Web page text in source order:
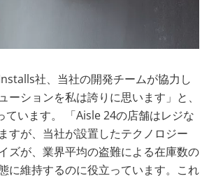
社、当社の開発チームが協力し
ーションを私は誇りに思います」と、
ています。 「Aisle 24の店舗はレジな
すが、当社が設置したテクノロジー
ズが、業界平均の盗難による在庫数の
に維持するのに役立っています。これ